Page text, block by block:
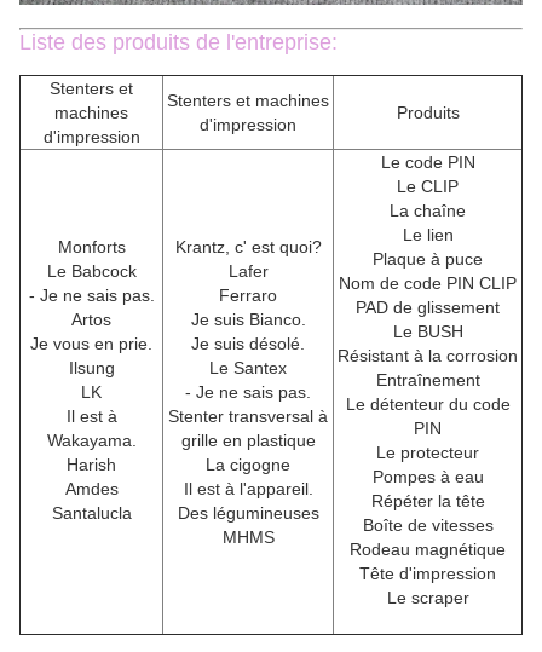
Liste des produits de l'entreprise:
Stenters et
machines
d'impression
Stenters et machines
d'impression
Produits
Monforts
Le Babcock
- Je ne sais pas.
Artos
Je vous en prie.
Ilsung
LK
Il est à
Wakayama.
Harish
Amdes
Santalucla
Krantz, c' est quoi?
Lafer
Ferraro
Je suis Bianco.
Je suis désolé.
Le Santex
- Je ne sais pas.
Stenter transversal à
grille en plastique
La cigogne
Il est à l'appareil.
Des légumineuses
MHMS
Le code PIN
Le CLIP
La chaîne
Le lien
Plaque à puce
Nom de code PIN CLIP
PAD de glissement
Le BUSH
Résistant à la corrosion
Entraînement
Le détenteur du code
PIN
Le protecteur
Pompes à eau
Répéter la tête
Boîte de vitesses
Rodeau magnétique
Tête d'impression
Le scraper